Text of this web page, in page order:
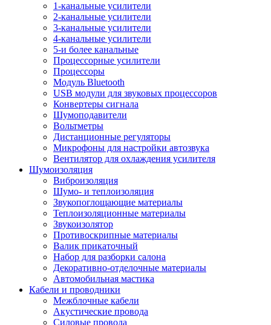
1-канальные усилители
2-канальные усилители
3-канальные усилители
4-канальные усилители
5-и более канальные
Процессорные усилители
Процессоры
Модуль Bluetooth
USB модули для звуковых процессоров
Конвертеры сигнала
Шумоподавители
Вольтметры
Дистанционные регуляторы
Микрофоны для настройки автозвука
Вентилятор для охлаждения усилителя
Шумоизоляция
Виброизоляция
Шумо- и теплоизоляция
Звукопоглощающие материалы
Теплоизоляционные материалы
Звукоизолятор
Противоскрипные материалы
Валик прикаточный
Набор для разборки салона
Декоративно-отделочные материалы
Автомобильная мастика
Кабели и проводники
Межблочные кабели
Акустические провода
Силовые провода